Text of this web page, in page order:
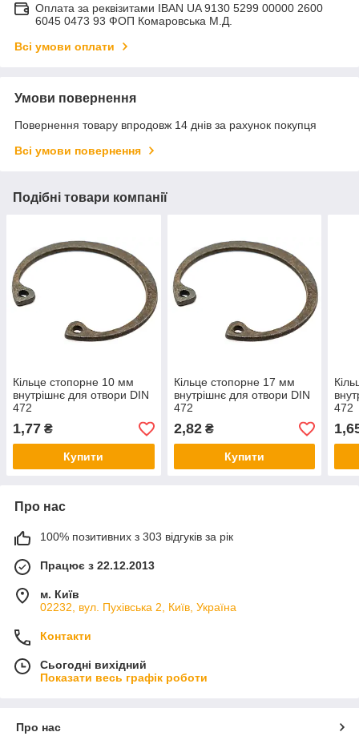
Оплата за реквізитами IBAN UA 9130 5299 00000 2600
6045 0473 93 ФОП Комаровська М.Д.
Всі умови оплати
Умови повернення
Повернення товару впродовж 14 днів за рахунок покупця
Всі умови повернення
Подібні товари компанії
Кільце стопорне 10 мм
внутрішнє для отвори DIN
472
1,77 ₴
Купити
Кільце стопорне 17 мм
внутрішнє для отвори DIN
472
2,82₴
Купити
472
Про нас
100% позитивних з 303 відгуків за рік
Працює з 22.12.2013
м. Київ
02232, вул. Пухівська 2, Київ, Україна
Контакти
Сьогодні вихідний
Показати весь графік роботи
Про нас